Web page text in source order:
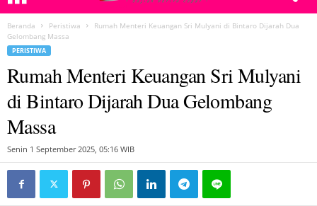
Beranda Peristiwa
Rumah Menteri Keuangan Sri Mulyani di Bintaro Dijarah Dua
Gelombang Massa
PERISTIWA
Rumah Menteri Keuangan Sri Mulyani
di Bintaro Dijarah Dua Gelombang
Massa
Senin 1 September 2025, 05:16 WIB